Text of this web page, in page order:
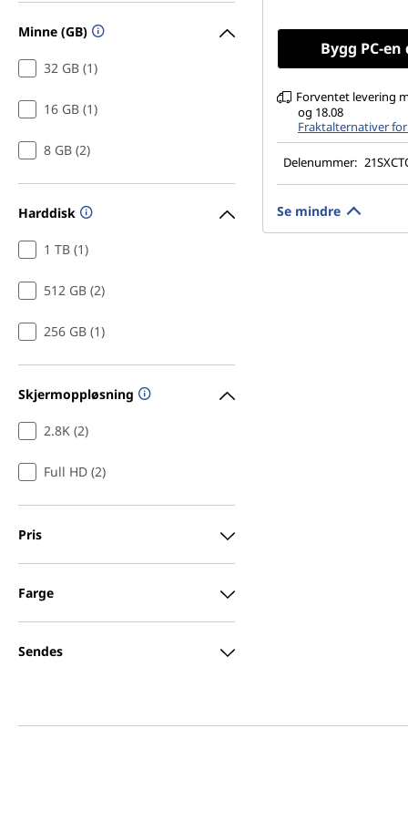
Minne (GB)
32 GB (1)
16 GB (1)
8 GB (2)
Harddisk
1 TB (1)
512 GB (2)
256 GB (1)
Skjermoppløsning
2.8K (2)
Full HD (2)
Pris
Farge
Sendes
Bygg PC-en
Forventet levering
og 18.08
Fraktalternativer for
Delenummer:
Se mindre